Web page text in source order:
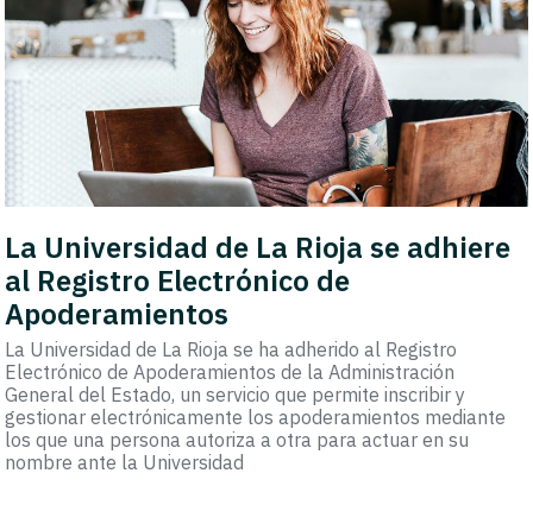
La Universidad de La Rioja se adhiere
al Registro Electrónico de
Apoderamientos
La Universidad de La Rioja se ha adherido al Registro
Electrónico de Apoderamientos de la Administración
General del Estado, un servicio que permite inscribir y
gestionar electrónicamente los apoderamientos mediante
los que una persona autoriza a otra para actuar en su
nombre ante la Universidad